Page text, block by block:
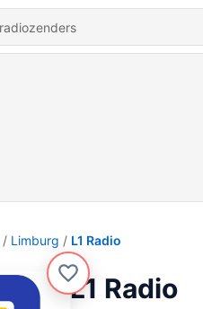
Limburg L1 Radio
L1 Radio